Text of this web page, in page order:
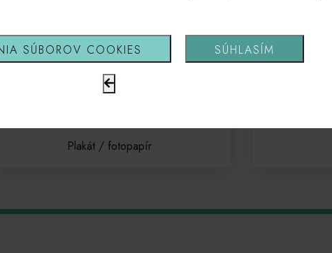
SÚBOROV COOKIES SÚHLASÍM
Plakát / fotopapír